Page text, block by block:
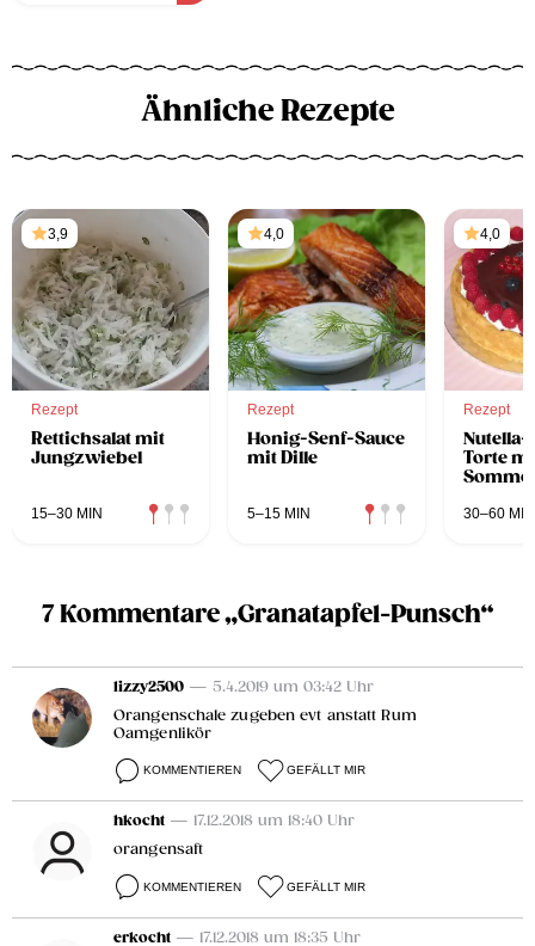
Ähnliche Rezepte
3,9
Rezept
Rettichsalat mit
Jungzwiebel
15–30 MIN
4,0
Rezept
Honig-Senf-Sauce
mit Dille
5–15 MIN
4,0
Rezept
Torte
30–60 MIN
7 Kommentare „Granatapfel-Punsch“
lizzy2500 — 5.4.2019 um 03:42 Uhr
Orangenschale zugeben evt anstatt Rum
Oamgenlikör
KOMMENTIEREN GEFÄLLT MIR
hkocht — 17.12.2018 um 18:40 Uhr
orangensaft
KOMMENTIEREN GEFÄLLT MIR
erkocht — 17.12.2018 um 18:35 Uhr